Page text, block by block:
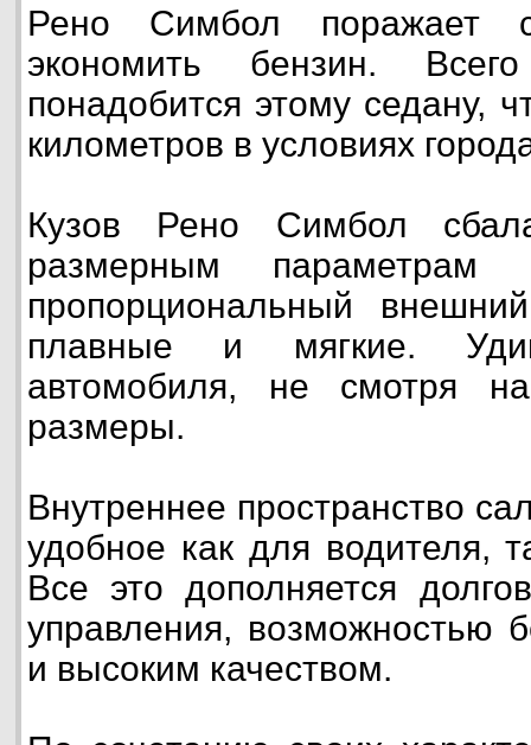
Рено Симбол поражает
экономить бензин.
понадобится этому седану,
километров в условиях
Кузов Рено Симбол
размерным
пропорциональный
плавные и мягкие.
автомобиля, не смотря
размеры.
Внутреннее пространство
удобное как для водителя,
Все это дополняется
управления, возможностью
и высоким качеством.